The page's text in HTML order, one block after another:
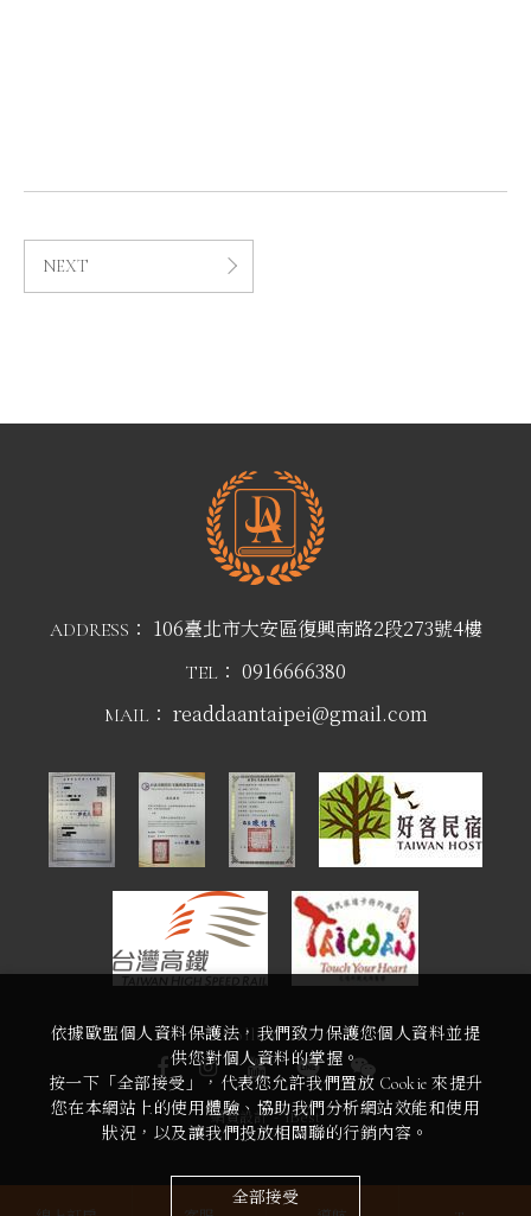
NEXT
ADDRESS： 106臺北市大安區復興南路2段273號4樓
TEL： 0916666380
MAIL： readdaantaipei@gmail.com
Follow Us
網頁設計 - iBest
依據歐盟個人資料保護法，我們致力保護您個人資料並提
供您對個人資料的掌握。
按一下「全部接受」，代表您允許我們置放 Cookie 來提升
您在本網站上的使用體驗、協助我們分析網站效能和使用
狀況，以及讓我們投放相關聯的行銷內容。
全部接受